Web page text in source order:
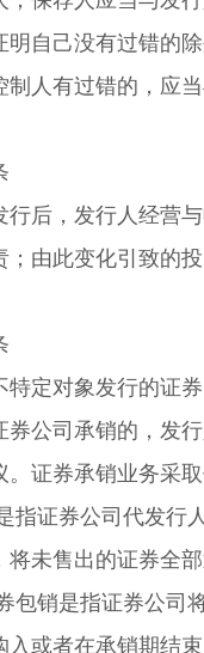
明自己没有过错的
制人有过错的，应
行后，发行人经营
；由此变化引致的
特定对象发行的证
券公司承销的，发
。证券承销业务采
指证券公司代发行
将未售出的证券全
包销是指证券公司
入或者在承销期结